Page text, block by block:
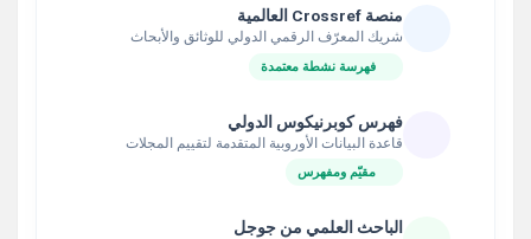
منصة Crossref العالمية
شريك المعرّف الرقمي الدولي للوثائق والأبحاث
فهرسة نشطة معتمدة
فهرس كوبرنيكوس الدولي
قاعدة البيانات الأوروبية المتقدمة لتقييم المجلات
مقيّم ومفهرس
الباحث العلمي من جوجل